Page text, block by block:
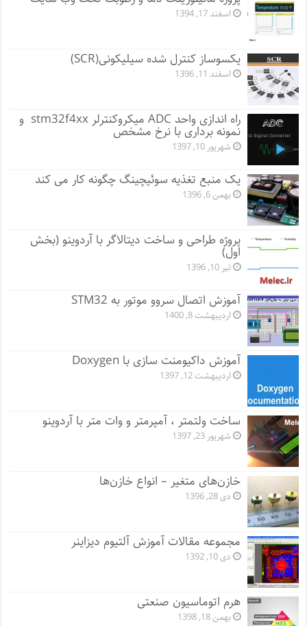
اسفند 17, 1394
یکسوساز کنترل شده سیلیکونی(SCR)
اسفند 11, 1396
راه اندازی واحد ADC میکروکنترلر stm32f4xx و
نمونه برداری با نرخ مشخص
شهریور 10, 1397
یک منبع تغذیه سوئیچینگ چگونه کار می کند
بهمن 6, 1396
پروژه طراحی و ساخت دیتالاگر با آردوینو (بخش
اول)
تیر 10, 1396
آموزش اتصال سروو موتور به STM32
اردیبهشت 8, 1400
آموزش داکیومنت سازی با Doxygen
اردیبهشت 12, 1397
ساخت ولتمتر ، آمپرمتر و وات متر با آردوینو
شهریور 23, 1397
خازن‌های متغیر – انواع خازن‌ها
دی 28, 1396
مجموعه مقالات آموزش آلتیوم دیزاینر
دی 10, 1392
هرم اتوماسیون صنعتی
بهمن 18, 1398